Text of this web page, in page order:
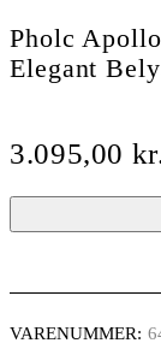
Pholc
Elegant
3.095,00
VARENUMMER: